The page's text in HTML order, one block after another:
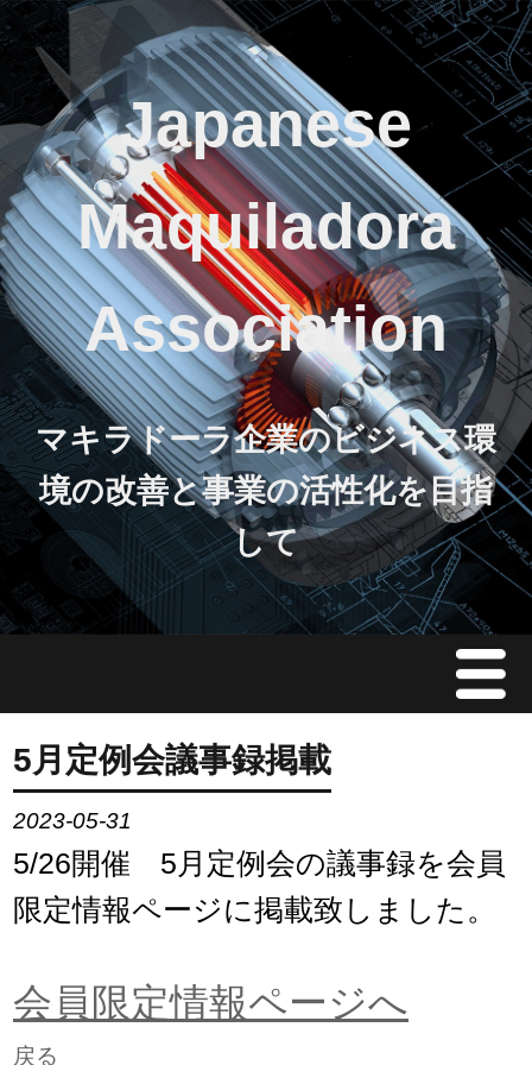
Japanese
Maquiladora
Association
マキラドーラ企業のビジネス環
境の改善と事業の活性化を目指
して
Menu
JMAについて
会員情報
イベント案内
会員限定情報
5月定例会議事録掲載
2023-05-31
5/26開催 5月定例会の議事録を会員
限定情報ページに掲載致しました。
会員限定情報ページへ
戻る